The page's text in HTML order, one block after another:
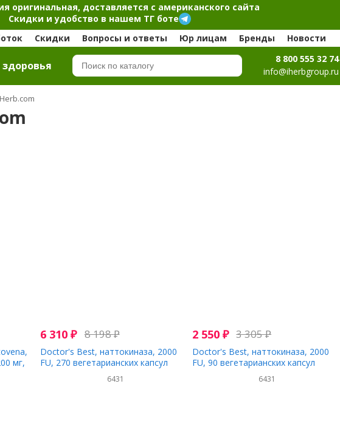
оригинальная, доставляется с американского сайта
Скидки и удобство в нашем ТГ боте
Скидки Вопросы и ответы Юр лицам Бренды Новости
здоровья
8 800 555 32 74
info@iherbgroup.ru
мг,
6 310₽ 8 198₽
Doctor's Best, наттокиназа, 2000
FU, 270 вегетарианских капсул
6431
2 550 ₽ 3 305₽
Doctor's Best, наттокиназа, 2000
FU, 90 вегетарианских капсул
6431